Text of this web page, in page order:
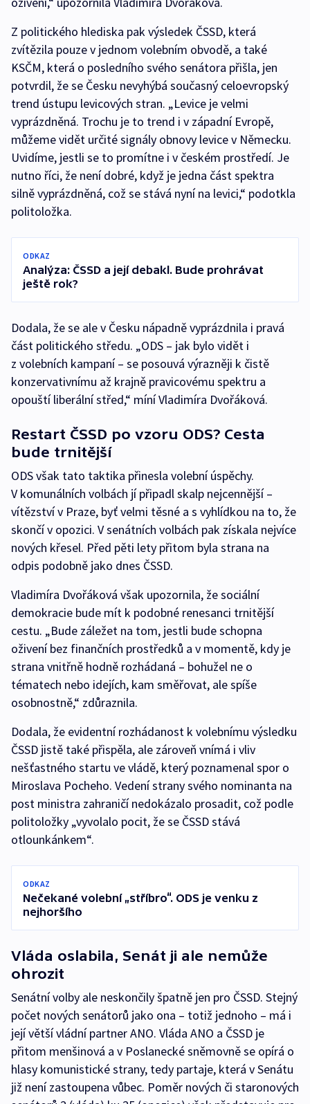
Z politického hlediska pak výsledek ČSSD, která
zvítězila pouze v jednom volebním obvodě, a také
KSČM, která o posledního svého senátora přišla, jen
potvrdil, že se Česku nevyhýbá současný celoevropský
trend ústupu levicových stran. „Levice je velmi
vyprázdněná. Trochu je to trend i v západní Evropě,
můžeme vidět určité signály obnovy levice v Německu.
Uvidíme, jestli se to promítne i v českém prostředí. Je
nutno říci, že není dobré, když je jedna část spektra
silně vyprázdněná, což se stává nyní na levici,“ podotkla
politoložka.
ODKAZ
Analýza: ČSSD a její debakl. Bude prohrávat
ještě rok?
Dodala, že se ale v Česku nápadně vyprázdnila i pravá
část politického středu. „ODS – jak bylo vidět i
z volebních kampaní – se posouvá výrazněji k čistě
konzervativnímu až krajně pravicovému spektru a
opouští liberální střed,“ míní Vladimíra Dvořáková.
Restart ČSSD po vzoru ODS? Cesta
bude trnitější
ODS však tato taktika přinesla volební úspěchy.
V komunálních volbách jí připadl skalp nejcennější –
vítězství v Praze, byť velmi těsné a s vyhlídkou na to, že
skončí v opozici. V senátních volbách pak získala nejvíce
nových křesel. Před pěti lety přitom byla strana na
odpis podobně jako dnes ČSSD.
Vladimíra Dvořáková však upozornila, že sociální
demokracie bude mít k podobné renesanci trnitější
cestu. „Bude záležet na tom, jestli bude schopna
oživení bez finančních prostředků a v momentě, kdy je
strana vnitřně hodně rozhádaná – bohužel ne o
tématech nebo idejích, kam směřovat, ale spíše
osobnostně,“ zdůraznila.
Dodala, že evidentní rozhádanost k volebnímu výsledku
ČSSD jistě také přispěla, ale zároveň vnímá i vliv
nešťastného startu ve vládě, který poznamenal spor o
Miroslava Pocheho. Vedení strany svého nominanta na
post ministra zahraničí nedokázalo prosadit, což podle
politoložky „vyvolalo pocit, že se ČSSD stává
otlounkánkem“.
ODKAZ
Nečekané volební „stříbro“. ODS je venku z
nejhoršího
Vláda oslabila, Senát ji ale nemůže
ohrozit
Senátní volby ale neskončily špatně jen pro ČSSD. Stejný
počet nových senátorů jako ona – totiž jednoho – má i
její větší vládní partner ANO. Vláda ANO a ČSSD je
přitom menšinová a v Poslanecké sněmovně se opírá o
hlasy komunistické strany, tedy partaje, která v Senátu
již není zastoupena vůbec. Poměr nových či staronových